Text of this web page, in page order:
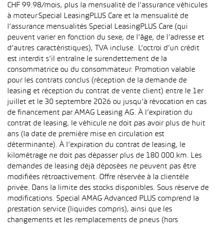
CHF 99.98/mois, plus la mensualité de l’assurance véhicules
à moteur Special LeasingPLUS Care et la mensualité de
l’assurance mensualités Special LeasingPLUS Care (qui
peuvent varier en fonction du sexe, de l’âge, de l’adresse et
d’autres caractéristiques), TVA incluse. L’octroi d’un crédit
est interdit s’il entraîne le surendettement de la
consommatrice ou du consommateur. Promotion valable
pour les contrats conclus (réception de la demande de
leasing et réception du contrat de vente client) entre le 1er
juillet et le 30 septembre 2026 ou jusqu’à révocation en cas
de financement par AMAG Leasing AG. À l’expiration du
contrat de leasing, le véhicule ne doit pas avoir plus de huit
ans (la date de première mise en circulation est
déterminante). À l’expiration du contrat de leasing, le
kilométrage ne doit pas dépasser plus de 180 000 km. Les
demandes de leasing déjà déposées ne peuvent pas être
modifiées rétroactivement. Offre réservée à la clientèle
privée. Dans la limite des stocks disponibles. Sous réserve de
modifications. Special AMAG Advanced PLUS comprend la
prestation service (liquides compris), ainsi que les
changements et les remplacements de pneus (hors